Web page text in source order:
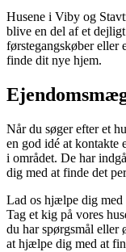
Husene i Viby og
blive en del af et
førstegangskøber eller
finde dit nye hjem.
Når du søger efter et
en god idé at kontakte
i området. De har
dig med at finde det
Lad os hjælpe dig
Tag et kig på vores
du har spørgsmål eller
at hjælpe dig med at